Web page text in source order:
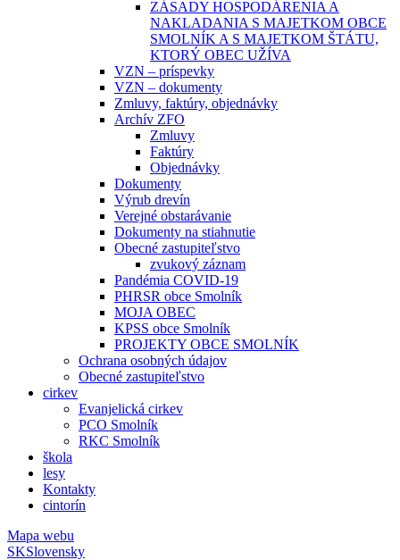
ZÁSADY HOSPODÁRENIA A
NAKLADANIA S MAJETKOM OBCE
SMOLNÍK A S MAJETKOM ŠTÁTU,
KTORÝ OBEC UŽÍVA
VZN – príspevky
VZN – dokumenty
Zmluvy, faktúry, objednávky
Archív ZFO
Zmluvy
Faktúry
Objednávky
Dokumenty
Výrub drevín
Verejné obstarávanie
Dokumenty na stiahnutie
Obecné zastupiteľstvo
zvukový záznam
Pandémia COVID-19
PHRSR obce Smolník
MOJA OBEC
KPSS obce Smolník
PROJEKTY OBCE SMOLNÍK
Ochrana osobných údajov
Obecné zastupiteľstvo
cirkev
Evanjelická cirkev
PCO Smolník
RKC Smolník
škola
lesy
Kontakty
cintorín
Mapa webu
SKSlovensky